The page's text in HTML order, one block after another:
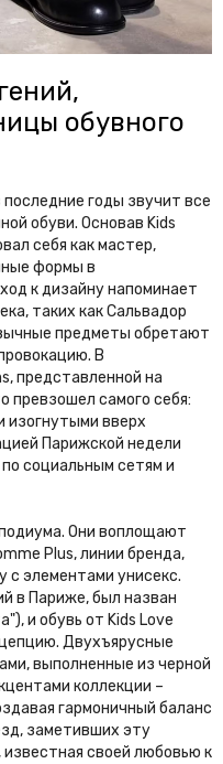
обувного
годы звучит все
обуви. Основав Kids
себя как мастер,
формы в
к дизайну напоминает
таких как Сальвадор
предметы обретают
В
представленной на
превзошел самого себя:
изогнутыми вверх
Парижской недели
социальным сетям и
Они воплощают
Plus, линии бренда,
с элементами унисекс.
в Париже, был назван
и обувь от Kids Love
Двухъярусные
выполненные из черной
коллекции –
гармоничный баланс
заметивших эту
своей любовью к